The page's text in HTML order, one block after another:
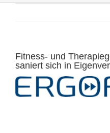
Fitness- und
saniert sich in